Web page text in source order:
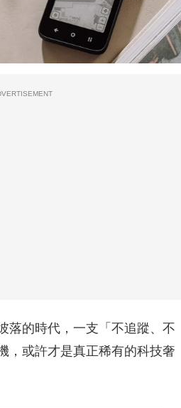
落的時代，一支「不追蹤、不
，或許才是真正稀有的科技奢